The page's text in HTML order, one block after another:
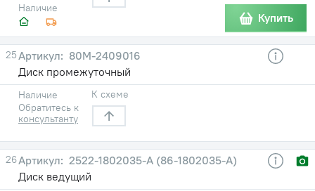
Наличие
Купить
25
80М-2409016
Диск промежуточный
Наличие
Обратитесь к
консультанту
К схеме
26
2522-1802035-А (86-1802035-А)
Диск ведущий